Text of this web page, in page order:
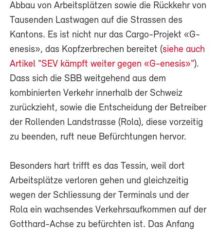
Abbau von Arbeitsplätzen sowie die Rückkehr von
Tausenden Lastwagen auf die Strassen des
Kantons. Es ist nicht nur das Cargo-Projekt «G-
enesis», das Kopfzerbrechen bereitet (siehe auch
Artikel "SEV kämpft weiter gegen «G-enesis»").
Dass sich die SBB weitgehend aus dem
kombinierten Verkehr innerhalb der Schweiz
zurückzieht, sowie die Entscheidung der Betreiber
der Rollenden Landstrasse (Rola), diese vorzeitig
zu beenden, ruft neue Befürchtungen hervor.
Besonders hart trifft es das Tessin, weil dort
Arbeitsplätze verloren gehen und gleichzeitig
wegen der Schliessung der Terminals und der
Rola ein wachsendes Verkehrsaufkommen auf der
Gotthard-Achse zu befürchten ist. Das Anfang